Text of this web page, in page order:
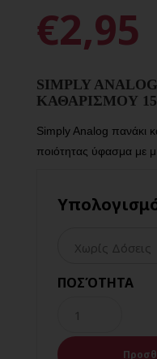
€2,95
SIMPLY
ΚΑΘΑΡΙΣΜΟΥ
Simply Analog πανάκι
ποιότητας ύφασμα με
ΠΟΣΌΤΗΤΑ